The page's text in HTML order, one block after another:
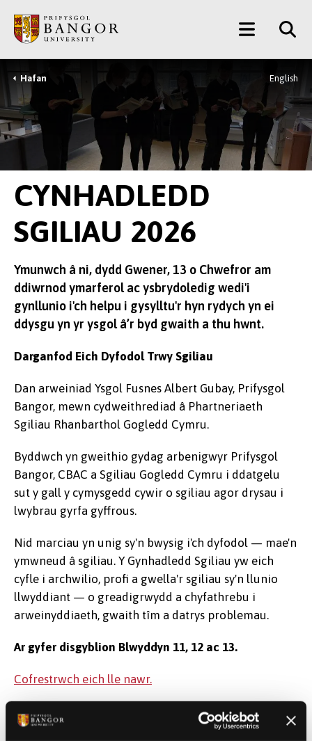
Prif
Gynnwys
Main
Menu
Breadcrumb
Hafan English
CYNHADLEDD
SGILIAU 2026
Ymunwch â ni, dydd Gwener, 13 o Chwefror am
ddiwrnod ymarferol ac ysbrydoledig wedi'i
gynllunio i'ch helpu i gysylltu'r hyn rydych yn ei
ddysgu yn yr ysgol â’r byd gwaith a thu hwnt.
Darganfod Eich Dyfodol Trwy Sgiliau
Dan arweiniad Ysgol Fusnes Albert Gubay, Prifysgol
Bangor, mewn cydweithrediad â Phartneriaeth
Sgiliau Rhanbarthol Gogledd Cymru.
Byddwch yn gweithio gydag arbenigwyr Prifysgol
Bangor, CBAC a Sgiliau Gogledd Cymru i ddatgelu
sut y gall y cymysgedd cywir o sgiliau agor drysau i
lwybrau gyrfa gyffrous.
Nid marciau yn unig sy'n bwysig i'ch dyfodol — mae'n
ymwneud â sgiliau. Y Gynhadledd Sgiliau yw eich
cyfle i archwilio, profi a gwella'r sgiliau sy'n llunio
llwyddiant — o greadigrwydd a chyfathrebu i
arweinyddiaeth, gwaith tîm a datrys problemau.
Ar gyfer disgyblion Blwyddyn 11, 12 ac 13.
Cofrestrwch eich lle nawr.